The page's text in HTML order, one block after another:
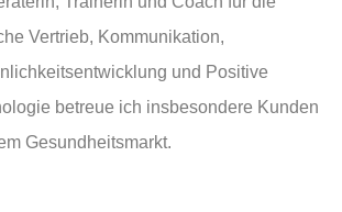
Vertrieb, Kommunikation,
und Positive
betreue ich insbesondere Kunden
Gesundheitsmarkt.